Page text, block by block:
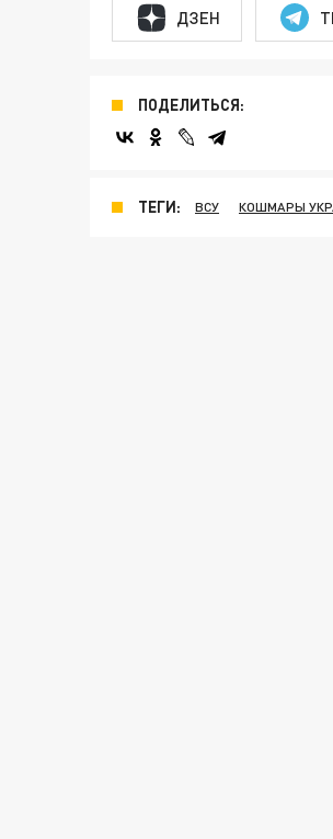
ДЗЕН
ПОДЕЛИТЬСЯ:
ТЕГИ: ВСУ КОШМАРЫ